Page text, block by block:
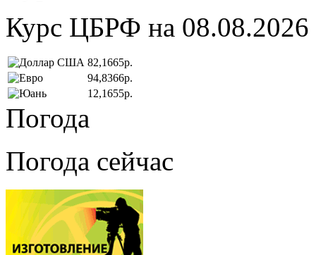
Курс ЦБРФ на 08.08.2026
82,1665р.
94,8366р.
12,1655р.
Погода
Погода сейчас